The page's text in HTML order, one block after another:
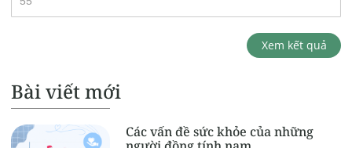
Xem kết quả
Bài viết mới
Các vấn đề sức khỏe của những